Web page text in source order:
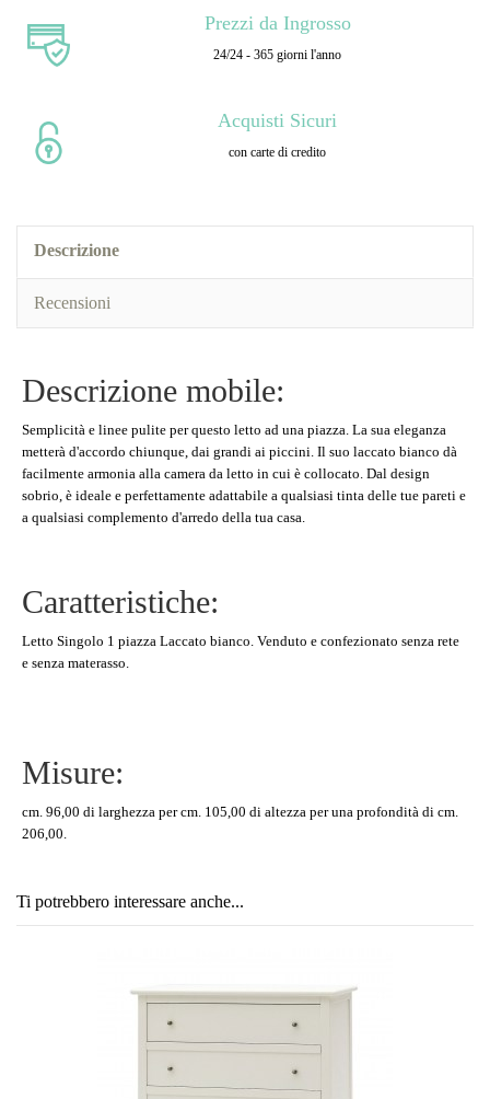
Prezzi da Ingrosso
24/24 - 365 giorni l'anno
Acquisti Sicuri
con carte di credito
Descrizione
Recensioni
Descrizione mobile:
Semplicità e linee pulite per questo letto ad una piazza. La sua eleganza
metterà d'accordo chiunque, dai grandi ai piccini. Il suo laccato bianco dà
facilmente armonia alla camera da letto in cui è collocato. Dal design
sobrio, è ideale e perfettamente adattabile a qualsiasi tinta delle tue pareti e
a qualsiasi complemento d'arredo della tua casa.
Caratteristiche:
Letto Singolo 1 piazza Laccato bianco. Venduto e confezionato senza rete
e senza materasso.
Misure:
cm. 96,00 di larghezza per cm. 105,00 di altezza per una profondità di cm.
206,00.
Ti potrebbero interessare anche...